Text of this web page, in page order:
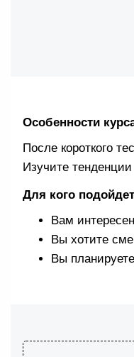
Особенности
После короткого
Изучите
Для кого
Вам
Вы хотите
Вы